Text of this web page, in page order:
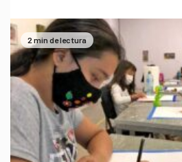
2 min de lectura